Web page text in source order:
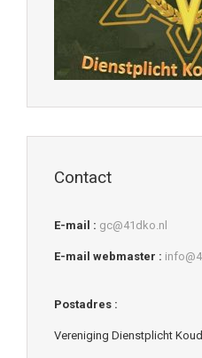
Contact
E-mail : gc@41dko.nl
E-mail webmaster :
Postadres :
Vereniging Dienstplicht